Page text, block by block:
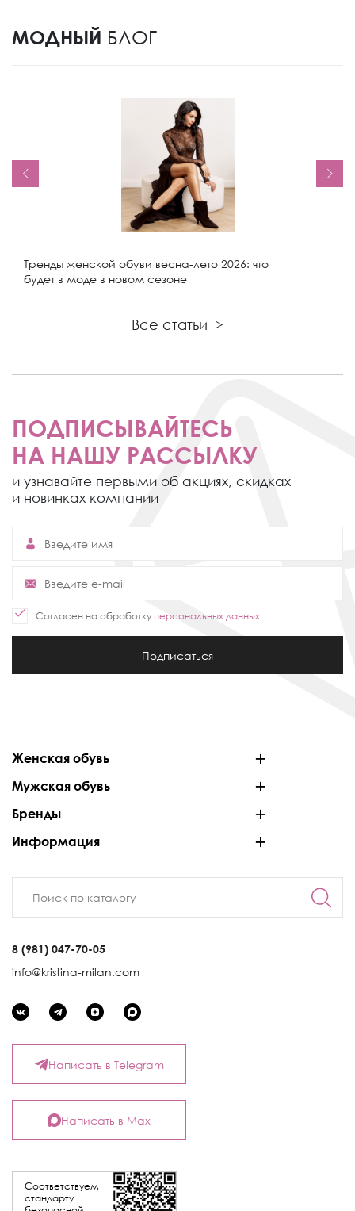
МОДНЫЙ БЛОГ
Тренды женской обуви весна-лето 2026: что
будет в моде в новом сезоне
Все статьи >
ПОДПИСЫВАЙТЕСЬ
НА НАШУ РАССЫЛКУ
и узнавайте первыми об акциях, скидках
и новинках компании
Согласен на обработку персональных данных
Подписаться
Женская обувь
Мужская обувь
Бренды
Информация
8 (981) 047-70-05
info@kristina-milan.com
Соответствуем
стандарту
Написать в Telegram
Написать в Max